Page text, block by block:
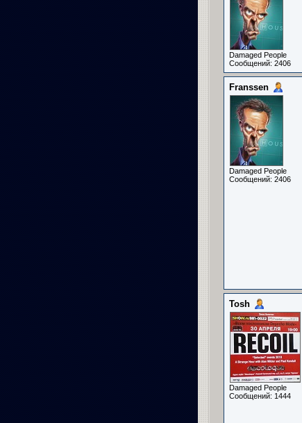
Damaged People
Сообщений: 2406
Franssen
Damaged People
Сообщений: 2406
Tosh
Damaged People
Сообщений: 1444